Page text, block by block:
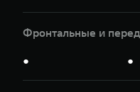
Фронтальные и
● ●